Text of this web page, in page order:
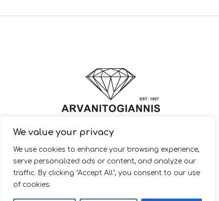
We value your privacy
We use cookies to enhance your browsing experience,
serve personalized ads or content, and analyze our
traffic. By clicking "Accept All", you consent to our use
of cookies.
© 2022 ARVANITOGIANNIS – Jewelry Design & Manufacturing |
JewelryShop.gr